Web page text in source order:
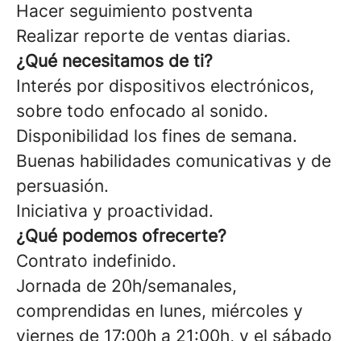
Hacer seguimiento postventa
Realizar reporte de ventas diarias.
¿Qué necesitamos de ti?
Interés por dispositivos electrónicos,
sobre todo enfocado al sonido.
Disponibilidad los fines de semana.
Buenas habilidades comunicativas y de
persuasión.
Iniciativa y proactividad.
¿Qué podemos ofrecerte?
Contrato indefinido.
Jornada de 20h/semanales,
comprendidas en lunes, miércoles y
viernes de 17:00h a 21:00h, y el sábado